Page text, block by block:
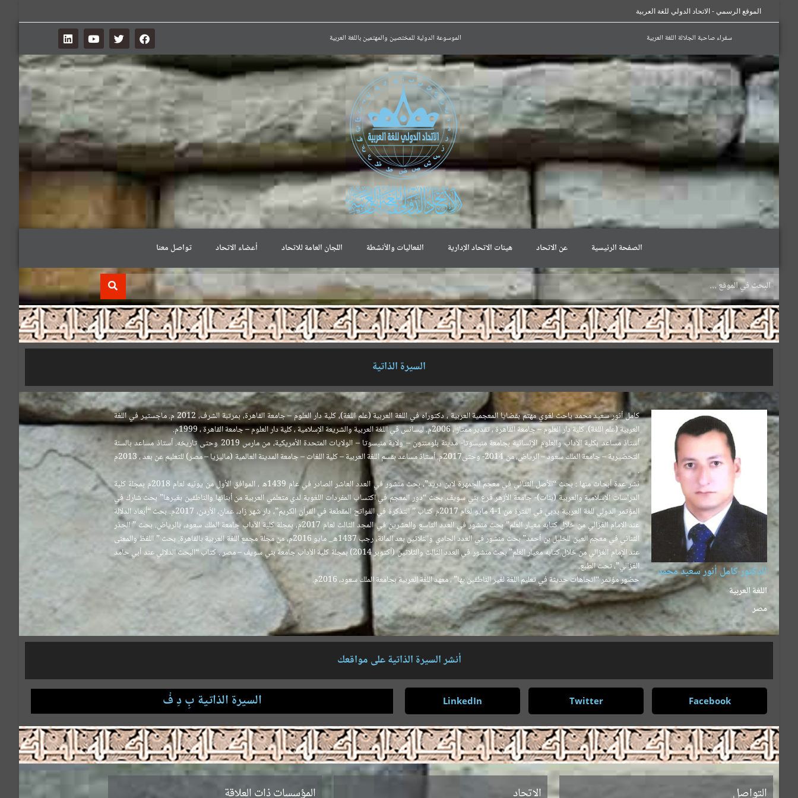
الموقع الرسمي - الاتحاد الدولي للغة العربية
سفراء صاحبة الجلالة اللغة العربية الموسوعة الدولية للمختصين والمهتمين باللغة العربية
الصفحة الرئيسية عن الاتحاد هيئات الاتحاد الإدارية الفعاليات والأنشطة اللجان العامة للاتحاد أعضاء الاتحاد تواصل معنا
.
السيرة الذاتية
الدكتور كامل أنور سعيد محمد
اللغة العربية
مصر
كامل أنور سعيد محمد باحث لغوي مهتم بقضايا المعجمية العربية ، دكتوراه في اللغة العربية (علم اللغة)، كلية دار العلوم – جامعة القاهرة، بمرتبة الشرف، 2012 م. ماجستير في اللغة
العربية (علم اللغة)، كلية دار العلوم – جامعة القاهرة ، تقدير ممتاز ، 2006م. ليسانس في اللغة العربية والشريعة الإسلامية ، كلية دار العلوم – جامعة القاهرة ، 1999م.
أستاذ مساعد بكلية الآداب والعلوم الإنسانية بجامعة منيسوتا- مدينة بلومنتون – ولاية منيسوتا – الولايات المتحدة الأمريكية، من مارس 2019 وحتى تاريخه. أستاذ مساعد بالسنة
التحضيرية – جامعة الملك سعود – الرياض، من 2014- وحتى2017م. أستاذ مساعد بقسم اللغة العربية – كلية اللغات – جامعة المدينة العالمية (ماليزيا – مصر) للتعليم عن بعد ، 2013م
.
نشر عدة أبحاث منها : بحث “الأصل الثنائي في معجم الجمهرة لابن دريد”، بحث منشور في العدد العاشر الصادر في عام 1439ه ، الموافق الأول من يونيه لعام 2018م بمجلة كلية
الدراسات الإسلامية والعربية (بنات)- جامعة الأزهر فرع بني سويف. بحث “دور المعجم في اكتساب المفردات اللغوية لدي متعلمي العربية من أبنائها والناطقين بغيرها” بحث شارك في
المؤتمر الدولي للغة العربية بدبي في الفترة من 1-4 مايو لعام 2017م كتاب ” التذكرة في الفواتح المقطعة في القرآن الكريم”، دار شهر زاد، عمان، الأردن، 2017م. بحث “أبعاد الدلالة
عند الإمام الغزالي من خلال كتابه معيار العلم” بحث منشور في العدد التاسع والعشرين في المجد الثالث لعام 2017م، بمجلة كلية الآداب جامعة الملك سعود، بالرياض. بحث ” الجذر
الثنائي في معجم العين للخليل بن أحمد” بحث منشور في العدد الحادي والثلاثين بعد المائة، رجب 1437ه_ مايو 2016م، من مجلة مجمع اللغة العربية بالقاهرة. بحث ” اللفظ والمعنى
عند الإمام الغزالي من خلال كتابه معيار العلم” بحث منشور في العدد الثالث والثلاثين (أكتوبر 2014) بمجلة كلية الآداب جامعة بني سويف – مصر . كتاب “البحث الدلالي عند أبي حامد
الغزالي”، تحت الطبع.
حضور مؤتمر “اتجاهات حديثة في تعليم اللغة لغير الناطقين بها” ، معهد اللغة العربية بجامعة الملك سعود، 2016م.
أنشر السيرة الذاتية على مواقعك
Facebook
Twitter
LinkedIn السيرة الذاتية بِ دِ فْ
.
التواصل الاتحاد المؤسسات ذات العلاقة